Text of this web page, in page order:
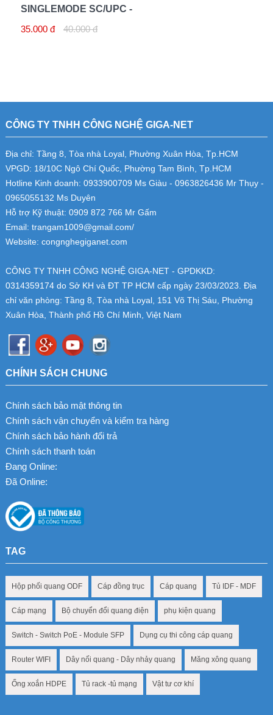
SINGLEMODE SC/UPC -
FC/UPC 3M
35.000 đ 40.000 đ
CÔNG TY TNHH CÔNG NGHỆ GIGA-NET
Địa chỉ: Tầng 8, Tòa nhà Loyal, Phường Xuân Hòa, Tp.HCM
VPGD: 18/10C Ngô Chí Quốc, Phường Tam Bình, Tp.HCM
Hotline Kinh doanh: 0933900709 Ms Giàu - 0963826436 Mr Thụy -
0965055132 Ms Duyên
Hỗ trợ Kỹ thuật: 0909 872 766 Mr Gấm
Email: trangam1009@gmail.com/
Website: congnghegiganet.com
CÔNG TY TNHH CÔNG NGHỆ GIGA-NET - GPDKKD:
0314359174do Sở KH và ĐT TP HCM cấp ngày 23/03/2023. Địa
chỉ văn phòng: Tầng 8, Tòa nhà Loyal, 151 Võ Thị Sáu, Phường
Xuân Hòa, Thành phố Hồ Chí Minh, Việt Nam
CHÍNH SÁCH CHUNG
Chính sách bảo mật thông tin
Chính sách vận chuyển và kiểm tra hàng
Chính sách bảo hành đổi trả
Chính sách thanh toán
Đang Online:
Đã Online:
TAG
Hộp phối quang ODF Cáp đồng trục Cáp quang Tủ IDF - MDF
Cáp mạng Bộ chuyển đổi quang điện phụ kiện quang
Switch - Switch PoE - Module SFP Dụng cụ thi công cáp quang
Router WIFI Dây nối quang - Dây nhảy quang Măng xông quang
Ống xoắn HDPE Tủ rack -tủ mạng Vật tư cơ khí